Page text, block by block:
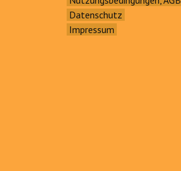
Datenschutz
Impressum